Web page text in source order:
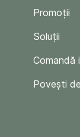
Promoții
Soluții
Comandă
Povești